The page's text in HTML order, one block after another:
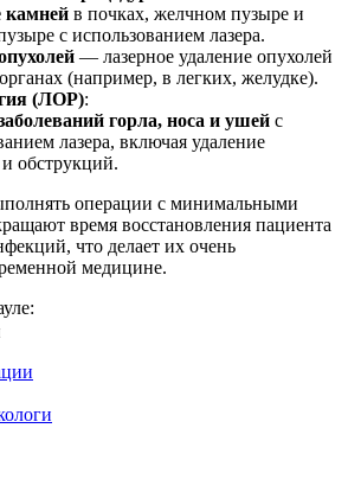
камней в почках, желчном пузыре и
с использованием лазера.
— лазерное удаление опухолей
(например, в легких, желудке).
(ЛОР):
горла, носа и ушей с
лазера, включая удаление
обструкций.
операции с минимальными
время восстановления пациента
что делает их очень
медицине.